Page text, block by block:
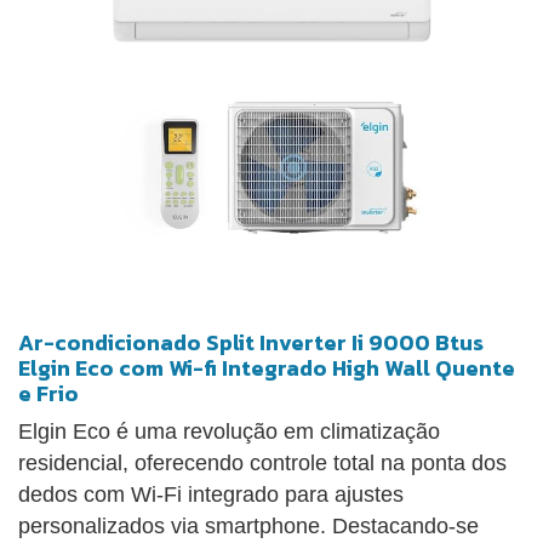
Ar-condicionado Split Inverter Ii 9000 Btus
Elgin Eco com Wi-fi Integrado High Wall Quente
e Frio
Elgin Eco é uma revolução em climatização
residencial, oferecendo controle total na ponta dos
dedos com Wi-Fi integrado para ajustes
personalizados via smartphone. Destacando-se